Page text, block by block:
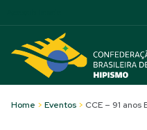
Home > Eventos > CCE – 91 anos